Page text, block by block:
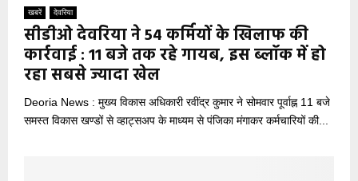
खबरें देवरिया
सीडीओ देवरिया ने 54 कर्मियों के खिलाफ की
कार्रवाई : 11 बजे तक रहे गायब, इस ब्लॉक में हो
रहा सबसे ज्यादा खेल
Deoria News : मुख्य विकास अधिकारी रवींद्र कुमार ने सोमवार पूर्वाह्न 11 बजे
समस्त विकास खण्डों से व्हाट्सअप के माध्यम से पंजिका मंगाकर कर्मचारियों की...